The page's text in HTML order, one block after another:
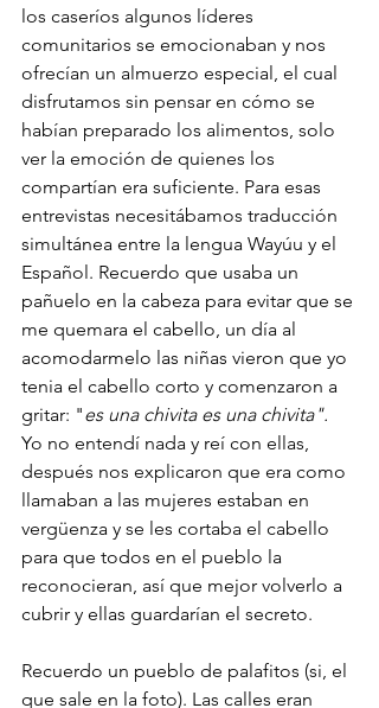
los caseríos algunos líderes
comunitarios se emocionaban y nos
ofrecían un almuerzo especial, el cual
disfrutamos sin pensar en cómo se
habían preparado los alimentos, solo
ver la emoción de quienes los
compartían era suficiente. Para esas
entrevistas necesitábamos traducción
simultánea entre la lengua Wayúu y el
Español. Recuerdo que usaba un
pañuelo en la cabeza para evitar que se
me quemara el cabello, un día al
acomodarmelo las niñas vieron que yo
tenia el cabello corto y comenzaron a
gritar: "es una chivita es una chivita".
Yo no entendí nada y reí con ellas,
después nos explicaron que era como
llamaban a las mujeres estaban en
vergüenza y se les cortaba el cabello
para que todos en el pueblo la
reconocieran, así que mejor volverlo a
cubrir y ellas guardarían el secreto.
Recuerdo un pueblo de palafitos (si, el
que sale en la foto). Las calles eran